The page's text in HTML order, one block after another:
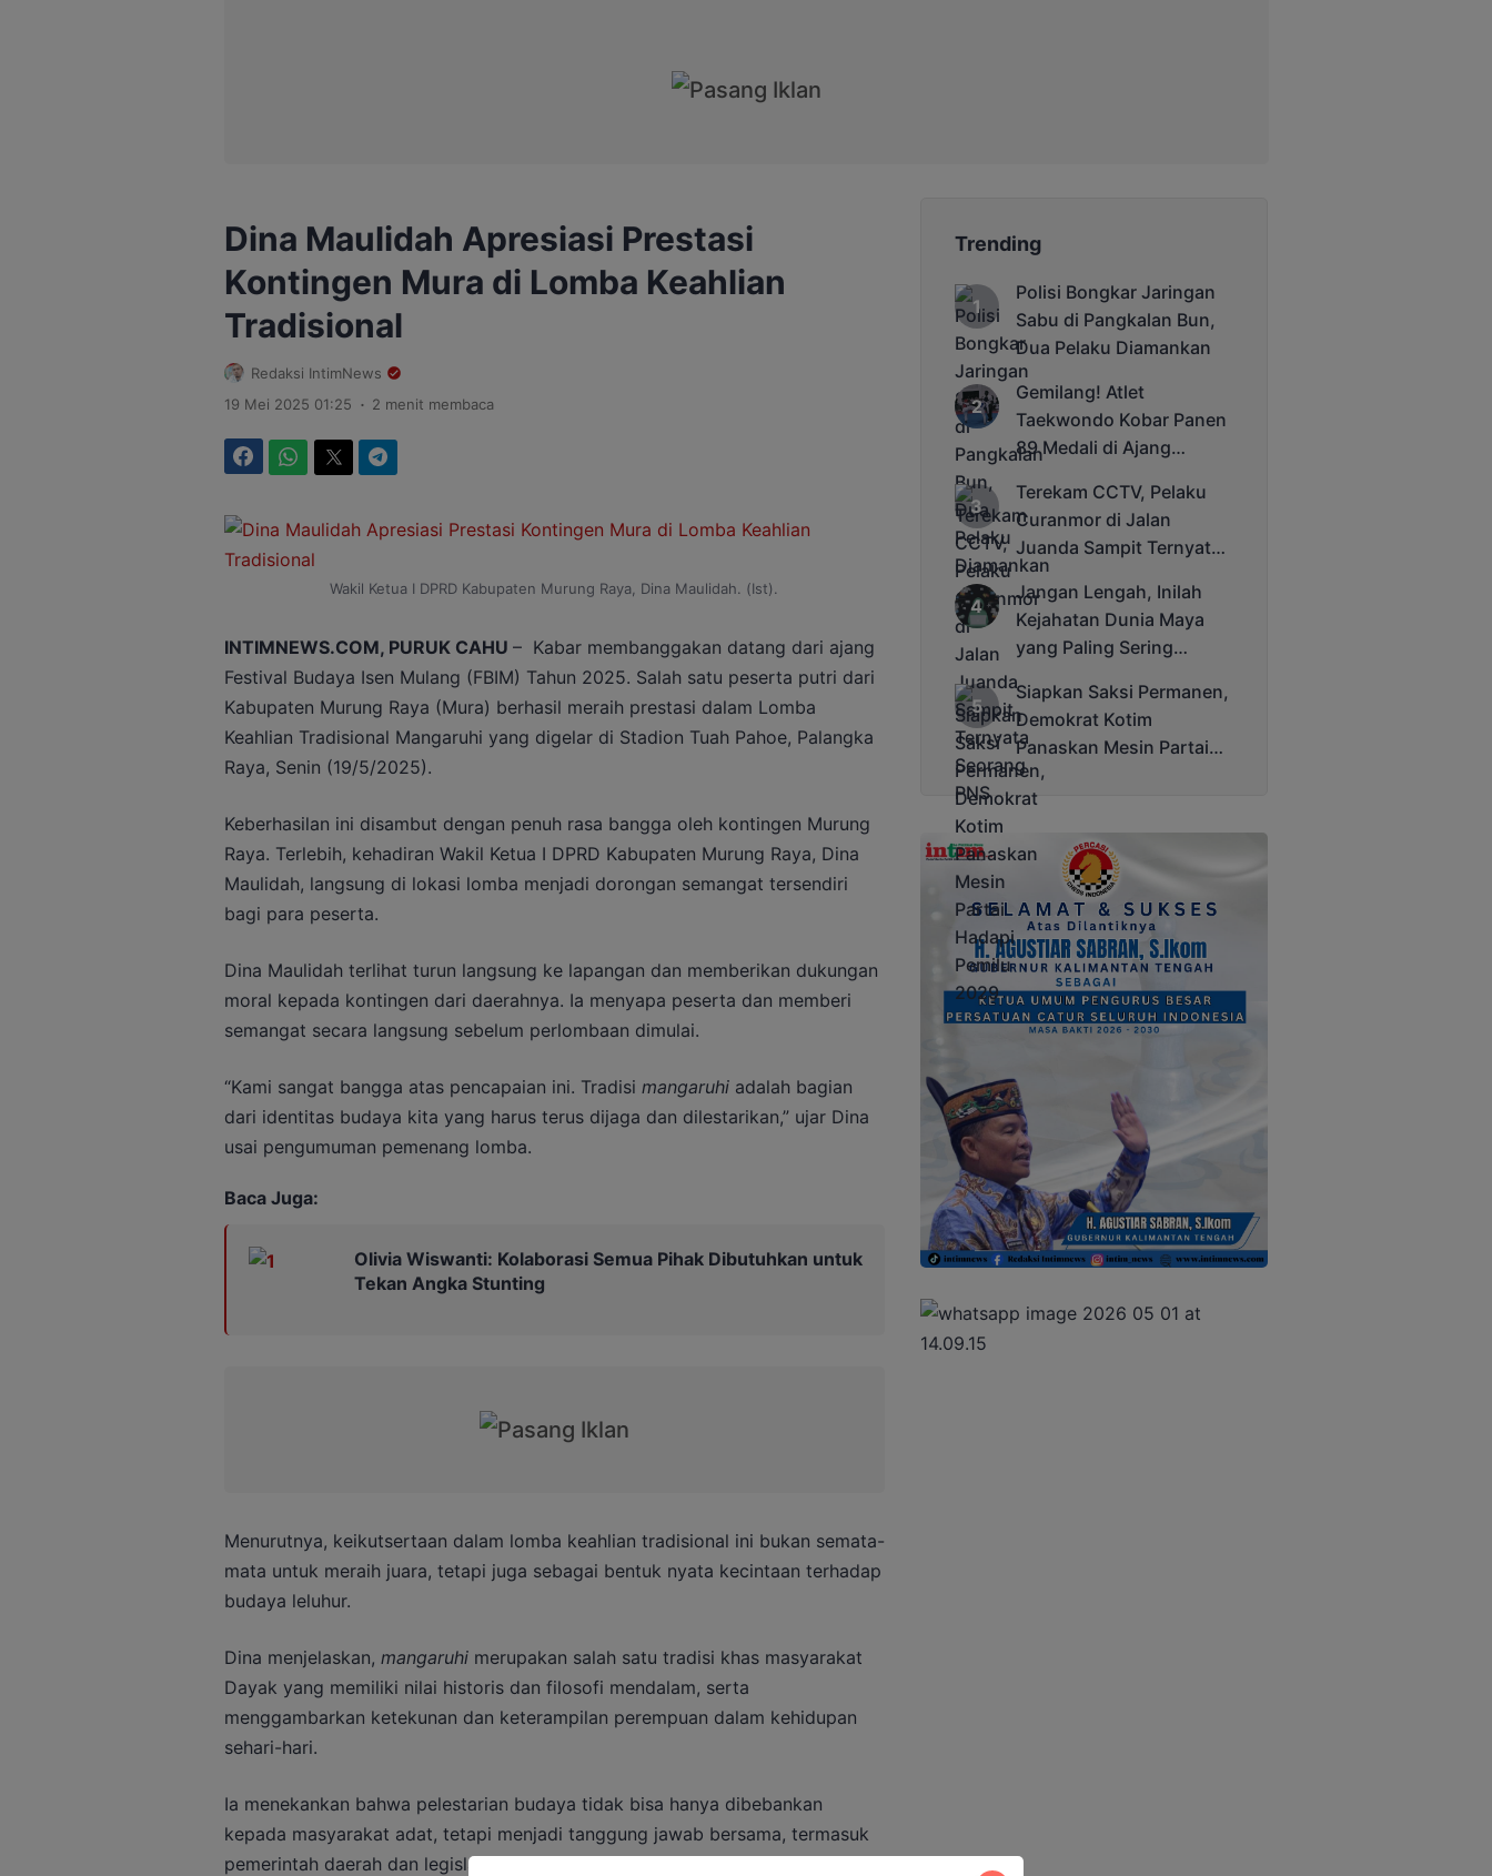
Dina Maulidah Apresiasi Prestasi
Kontingen Mura di Lomba Keahlian
Tradisional
Redaksi IntimNews
19 Mei 2025 01:25 . 2 menit membaca
Wakil Ketua I DPRD Kabupaten Murung Raya, Dina Maulidah. (Ist).
INTIMNEWS.COM, PURUK CAHU – Kabar membanggakan datang dari ajang
Festival Budaya Isen Mulang (FBIM) Tahun 2025. Salah satu peserta putri dari
Kabupaten Murung Raya (Mura) berhasil meraih prestasi dalam Lomba
Keahlian Tradisional Mangaruhi yang digelar di Stadion Tuah Pahoe, Palangka
Raya, Senin (19/5/2025).
Keberhasilan ini disambut dengan penuh rasa bangga oleh kontingen Murung
Raya. Terlebih, kehadiran Wakil Ketua I DPRD Kabupaten Murung Raya, Dina
Maulidah, langsung di lokasi lomba menjadi dorongan semangat tersendiri
bagi para peserta.
Dina Maulidah terlihat turun langsung ke lapangan dan memberikan dukungan
moral kepada kontingen dari daerahnya. Ia menyapa peserta dan memberi
semangat secara langsung sebelum perlombaan dimulai.
“Kami sangat bangga atas pencapaian ini. Tradisi mangaruhiadalah bagian
dari identitas budaya kita yang harus terus dijaga dan dilestarikan,” ujar Dina
usai pengumuman pemenang lomba.
Baca Juga:
Olivia Wiswanti: Kolaborasi Semua Pihak Dibutuhkan untuk
Tekan Angka Stunting
Menurutnya, keikutsertaan dalam lomba keahlian tradisional ini bukan semata-
mata untuk meraih juara, tetapi juga sebagai bentuk nyata kecintaan terhadap
budaya leluhur.
Dina menjelaskan, mangaruhimerupakan salah satu tradisi khas masyarakat
Dayak yang memiliki nilai historis dan filosofi mendalam, serta
menggambarkan ketekunan dan keterampilan perempuan dalam kehidupan
sehari-hari.
Ia menekankan bahwa pelestarian budaya tidak bisa hanya dibebankan
kepada masyarakat adat, tetapi menjadi tanggung jawab bersama, termasuk
pemerintah daerah dan legislatif.
Trending
Polisi Bongkar Jaringan
Sabu di Pangkalan Bun,
Dua Pelaku Diamankan
Gemilang! Atlet
Taekwondo Kobar Panen
89 Medali di Ajang
Cup 2025
Terekam CCTV, Pelaku
Curanmor di Jalan
Juanda Sampit Ternyata
Seorang PNS
Jangan Lengah, Inilah
Kejahatan Dunia Maya
yang Paling Sering
Terjadi
Siapkan Saksi Permanen,
Demokrat Kotim
Panaskan Mesin Partai
Hadapi Pemilu 2029